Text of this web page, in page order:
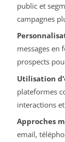
public et
campagnes
messages en
prospects
Utilisation
plateformes
interactions
Approches
email,